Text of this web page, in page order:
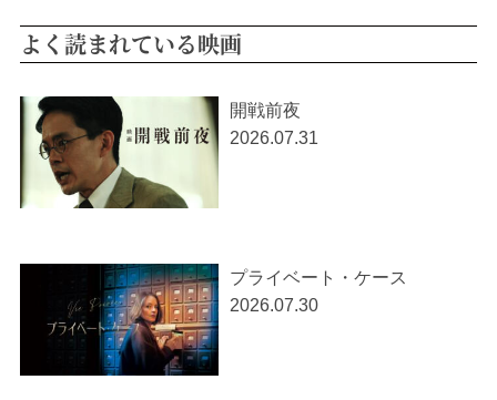
よく読まれている映画
開戦前夜
2026.07.31
プライベート・ケース
2026.07.30